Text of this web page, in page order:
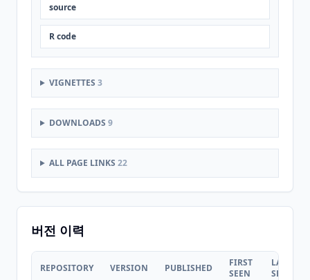
source
R code
VIGNETTES 3
DOWNLOADS 9
ALL PAGE LINKS 22
버전 이력
REPOSITORY VERSION PUBLISHED
FIRST
SEEN
LAST
SEEN